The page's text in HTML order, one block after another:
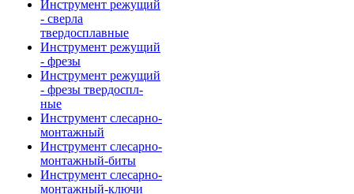
Инструмент режущий
- сверла
твердосплавные
Инструмент режущий
- фрезы
Инструмент режущий
- фрезы твердоспл-
ные
Инструмент слесарно-
монтажный
Инструмент слесарно-
монтажный-биты
Инструмент слесарно-
монтажный-ключи